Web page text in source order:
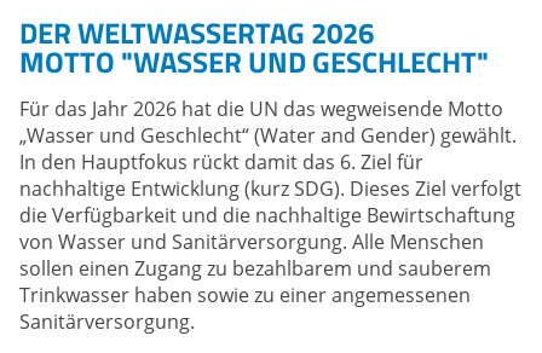
DER WELTWASSERTAG 2026
MOTTO "WASSER UND GESCHLECHT"
Für das Jahr 2026 hat die UN das wegweisende Motto
„Wasser und Geschlecht“ (Water and Gender) gewählt.
In den Hauptfokus rückt damit das 6. Ziel für
nachhaltige Entwicklung (kurz SDG). Dieses Ziel verfolgt
die Verfügbarkeit und die nachhaltige Bewirtschaftung
von Wasser und Sanitärversorgung. Alle Menschen
sollen einen Zugang zu bezahlbarem und sauberem
Trinkwasser haben sowie zu einer angemessenen
Sanitärversorgung.